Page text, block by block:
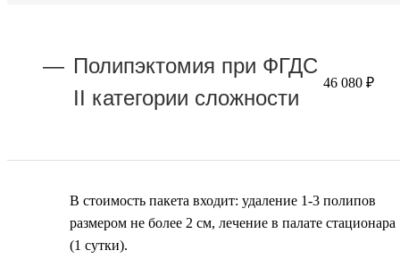
Полипэктомия при ФГДС
II категории сложности
46 080 ₽
В стоимость пакета входит: удаление 1-3 полипов
размером не более 2 см, лечение в палате стационара
(1 сутки).